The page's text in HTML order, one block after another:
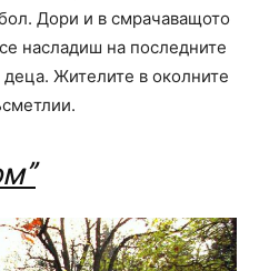
Дори и в смрачаващото
насладиш на последните
Жителите в околните